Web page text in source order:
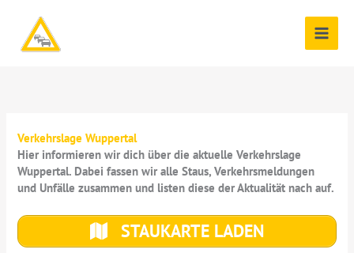
springen
Verkehrslage Wuppertal
Hier informieren wir dich über die aktuelle Verkehrslage
Wuppertal. Dabei fassen wir alle Staus, Verkehrsmeldungen
und Unfälle zusammen und listen diese der Aktualität nach auf.
STAUKARTE LADEN